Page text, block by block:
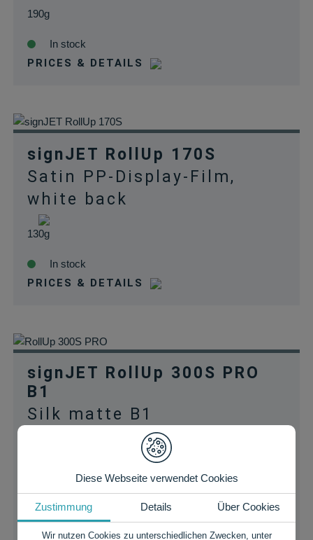
190g
In stock
PRICES & DETAILS
signJET RollUp 170S
Satin PP-Display-Film,
white back
130g
In stock
PRICES & DETAILS
signJET RollUp 300S PRO
B1
Silk matte B1
rollup-/blockout film
Silk matte rollup banner, opaque with a grey reverse
side, multi-layer composite for mobile rollup displays with
optimum flatness, suitablefor universal application, very
Diese Webseite verwendet Cookies
Zustimmung Details Über Cookies
Wir nutzen Cookies zu unterschiedlichen Zwecken, unter